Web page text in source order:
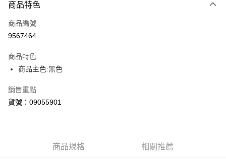
信用卡一次付款
LINE Pay
街口支付
悠遊付
Google Pay
商品特色
商品編號
9567464
商品特色
商品主色:黑色
銷售重點
貨號：09055901
商品規格 相關推薦